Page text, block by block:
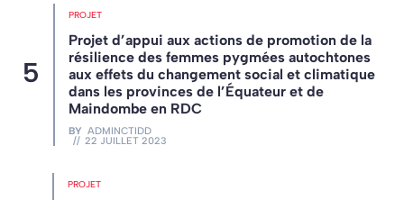
PROJET
Projet d’appui aux actions de promotion de la
résilience des femmes pygmées autochtones
aux effets du changement social et climatique
dans les provinces de l’Équateur et de
Maindombe en RDC
BY ADMINCTIDD
22 JUILLET 2023
PROJET